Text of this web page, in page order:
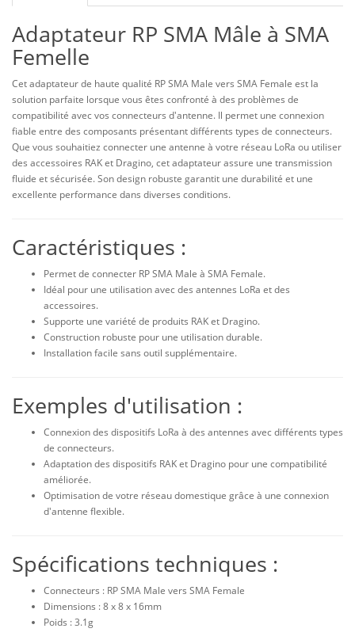
Adaptateur RP SMA Mâle à SMA
Femelle
Cet adaptateur de haute qualité RP SMA Male vers SMA Female est la
solution parfaite lorsque vous êtes confronté à des problèmes de
compatibilité avec vos connecteurs d'antenne. Il permet une connexion
fiable entre des composants présentant différents types de connecteurs.
Que vous souhaitiez connecter une antenne à votre réseau LoRa ou utiliser
des accessoires RAK et Dragino, cet adaptateur assure une transmission
fluide et sécurisée. Son design robuste garantit une durabilité et une
excellente performance dans diverses conditions.
Caractéristiques :
Permet de connecter RP SMA Male à SMA Female.
Idéal pour une utilisation avec des antennes LoRa et des
accessoires.
Supporte une variété de produits RAK et Dragino.
Construction robuste pour une utilisation durable.
Installation facile sans outil supplémentaire.
Exemples d'utilisation :
Connexion des dispositifs LoRa à des antennes avec différents types
de connecteurs.
Adaptation des dispositifs RAK et Dragino pour une compatibilité
améliorée.
Optimisation de votre réseau domestique grâce à une connexion
d'antenne flexible.
Spécifications techniques :
Connecteurs : RP SMA Male vers SMA Female
Dimensions : 8 x 8 x 16mm
Poids : 3.1g